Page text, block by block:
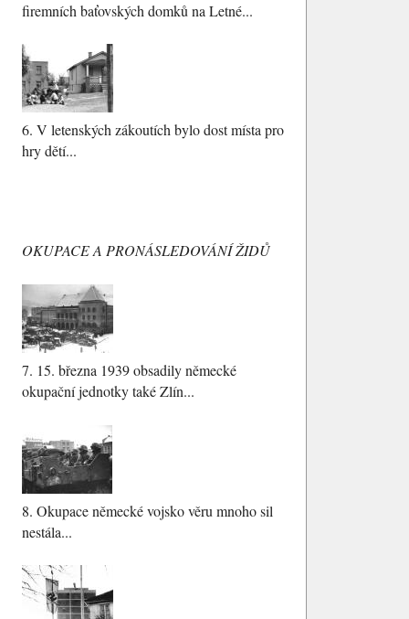
firemních baťovských domků na Letné...
6. V letenských zákoutích bylo dost místa pro
hry dětí...
OKUPACE A PRONÁSLEDOVÁNÍ ŽIDŮ
7. 15. března 1939 obsadily německé
okupační jednotky také Zlín...
8. Okupace německé vojsko věru mnoho sil
nestála...